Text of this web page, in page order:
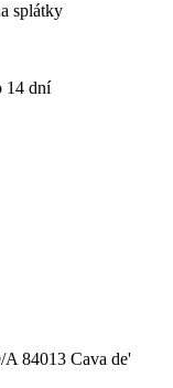
splátky
14 dní
84013 Cava de'